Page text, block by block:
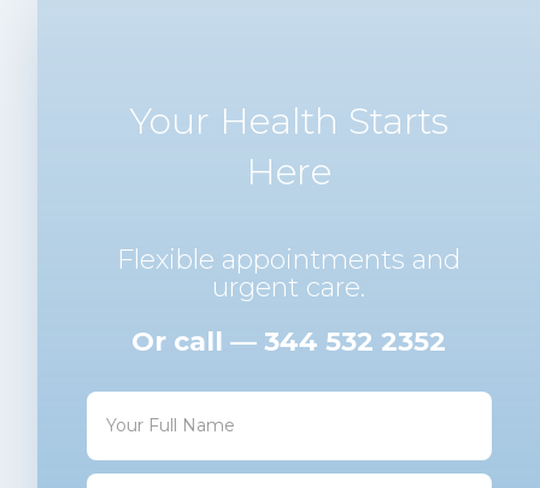
Your Health Starts
Here
Flexible appointments and
urgent care.
Or call — 344 532 2352